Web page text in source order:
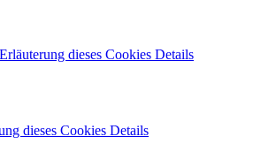
Erläuterung dieses Cookies Details
dieses Cookies Details